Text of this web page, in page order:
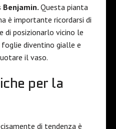
Benjamin. Questa pianta
è importante ricordarsi di
di posizionarlo vicino le
diventino gialle e
il vaso.
per la
di tendenza è